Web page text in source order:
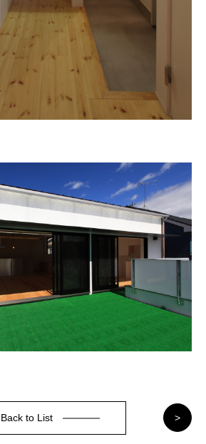
Back to List >